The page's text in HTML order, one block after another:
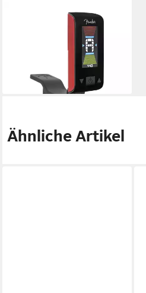
Stimmgerät, (Original Tuner
FRD), Original Tuner FRD -
Stimmgerät für Gitarren
lieferbar - in 3-4 Werktagen bei dir
Ähnliche Artikel